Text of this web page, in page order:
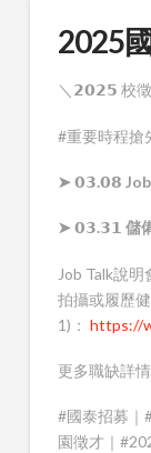
2025
＼𝟮𝟬𝟮𝟱 校
#重要時程搶
➤ 𝟬𝟯.𝟬𝟴 Job
➤ 𝟬𝟯.𝟯𝟭 儲
Job Talk說
拍攝或履歷
1)： https://
更多職缺詳情
#國泰招募｜
園徵才｜